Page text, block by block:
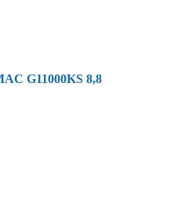
G11000KS 8,8